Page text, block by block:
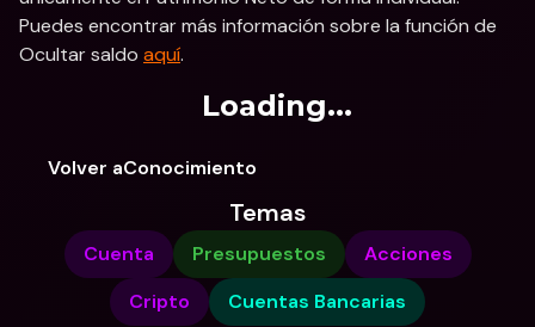
Puedes encontrar más información sobre la función de
Ocultar saldo aquí.
Loading...
Volver aConocimiento
Temas
Cuenta Presupuestos
Acciones
Cripto
Cuentas Bancarias